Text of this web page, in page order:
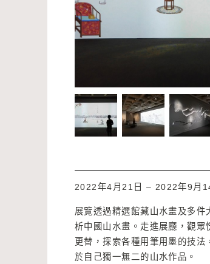
2022年4月21日 – 2022年9月
展覽透過精選館藏山水畫及多
析中國山水畫。走進展廳，觀
更替，探索各種用筆用墨的技
於自己獨一無二的山水作品。